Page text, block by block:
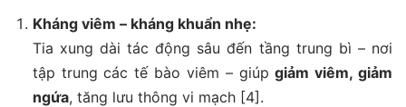
Kháng viêm – kháng khuẩn nhẹ:
Tia xung dài tác động sâu đến tầng trung bì – nơi
tập trung các tế bào viêm – giúpgiảm viêm, giảm
ngứa, tăng lưu thông vi mạch [4].